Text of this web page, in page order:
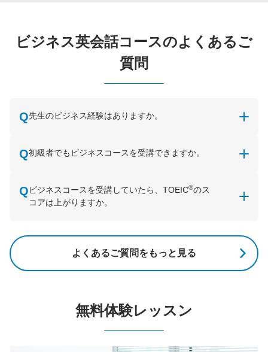
ビジネス英会話コースのよくあるご
質問
先生のビジネス経験はありますか。
初級者でもビジネスコースを受講できますか。
ビジネスコースを受講していたら、TOEIC®のス
コアは上がりますか。
よくあるご質問をもっと見る
無料体験レッスン